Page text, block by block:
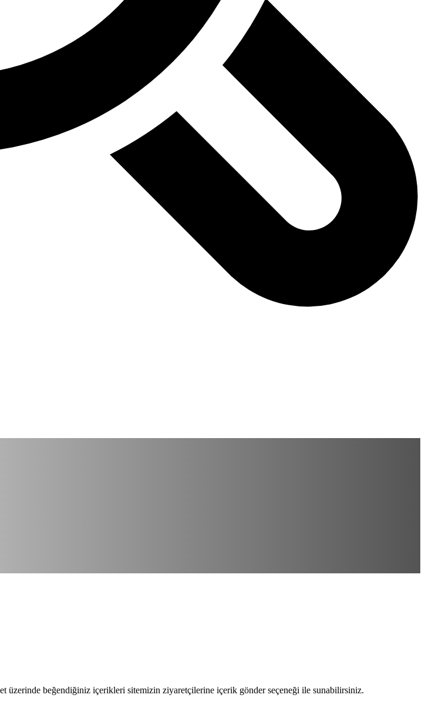
beğendiğiniz içerikleri sitemizin ziyaretçilerine içerik gönder seçeneği ile sunabilirsiniz.